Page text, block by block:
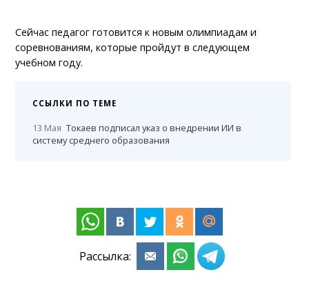
Сейчас педагог готовится к новым олимпиадам и
соревнованиям, которые пройдут в следующем
учебном году.
ССЫЛКИ ПО ТЕМЕ
13 Мая Токаев подписал указ о внедрении ИИ в
систему среднего образования
Рассылка: